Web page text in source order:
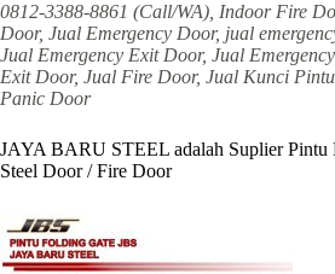
0812-3388-8861 (Call/WA), Indoor Fire
Door, Jual Emergency Door, jual
Jual Emergency Exit Door, Jual
Exit Door, Jual Fire Door, Jual Kunci
Panic Door
JAYA BARU STEEL adalah Suplier Pintu
Steel Door / Fire Door